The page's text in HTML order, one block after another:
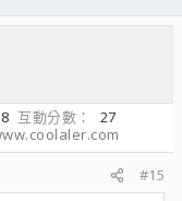
互動分數
27
#15